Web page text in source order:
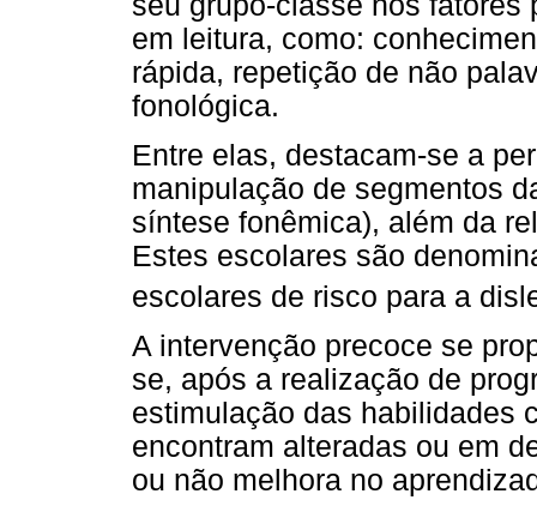
em leitura, como:
rápida, repetição de não
fonológica.
Entre elas, destacam-se a
manipulação de segmentos
síntese fonêmica), além da
Estes escolares são
escolares de risco para a
A intervenção precoce se
se, após a realização de
estimulação das habilidades
encontram alteradas ou em
ou não melhora no